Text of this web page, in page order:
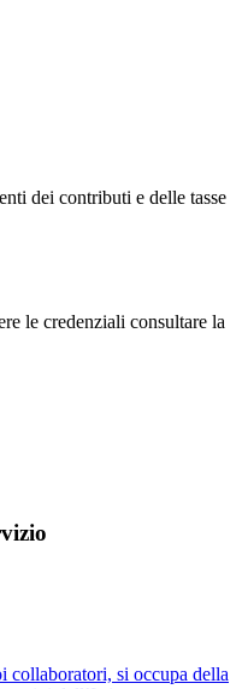
dei contributi e delle tasse
le credenziali consultare la
si occupa della